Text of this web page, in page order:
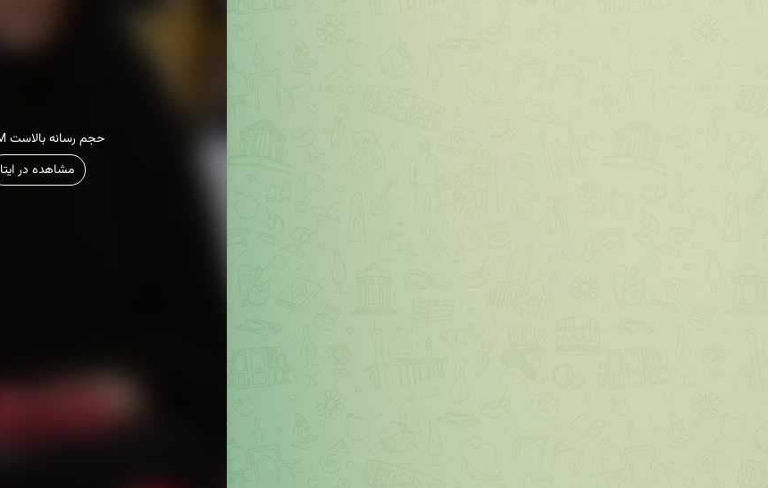
18.5M حجم رسانه بالاست
مشاهده در ایتا